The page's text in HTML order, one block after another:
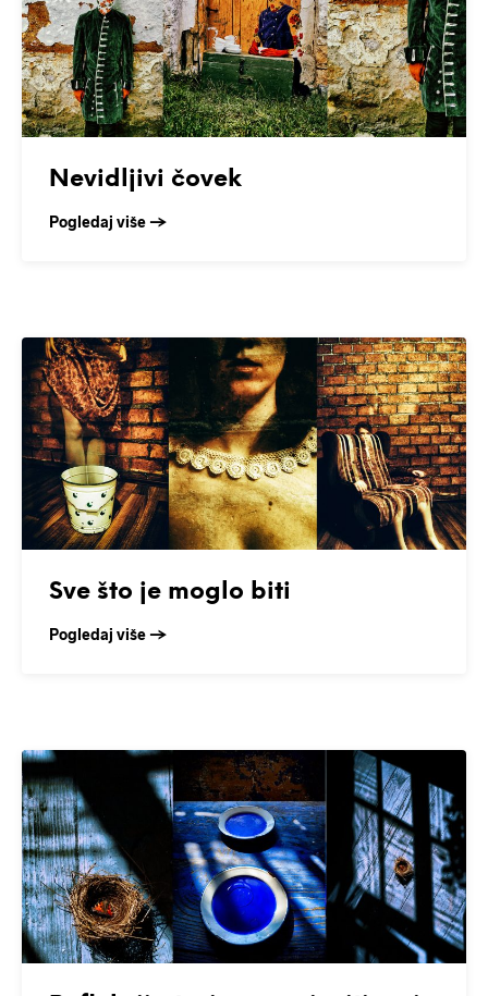
Nevidljivi čovek
Pogledaj više →
Sve što je moglo biti
Pogledaj više →